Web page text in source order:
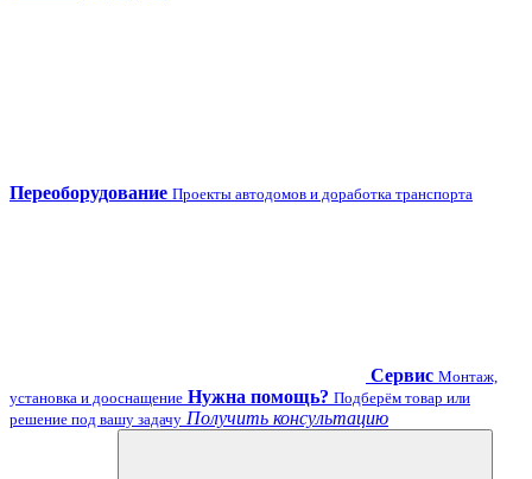
Переоборудование Проекты автодомов и доработка транспорта
Сервис Монтаж,
установка и дооснащение Нужна помощь? Подберём товар или
решение под вашу задачу Получить консультацию